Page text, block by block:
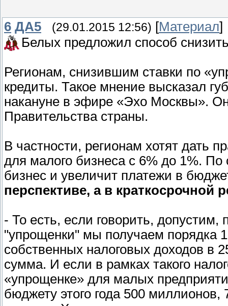
6 ДА5 (29.01.2015 12:56) [Материал]
Белых предложил способ
Регионам, снизившим ставки по
кредиты. Такое мнение высказал
накануне в эфире «Эхо Москвы».
Правительства страны.
В частности, регионам хотят дать
для малого бизнеса с 6% до 1%. По
бизнес и увеличит платежи в
перспективе, а в краткосрочной
- То есть, если говорить,
"упрощенки" мы получаем
собственных налоговых доходов в
сумма. И если в рамках такого
«упрощенке» для малых
бюджету этого года 500